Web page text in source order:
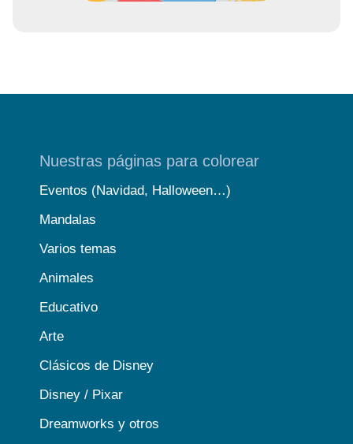
Nuestras páginas para colorear
Eventos (Navidad, Halloween…)
Mandalas
Varios temas
Animales
Educativo
Arte
Clásicos de Disney
Disney / Pixar
Dreamworks y otros